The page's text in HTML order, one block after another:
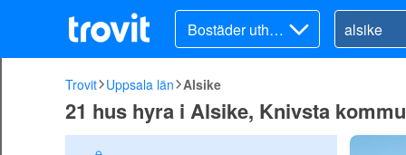
Bostäder uthyre
s
Trovit Uppsala län Alsike
21 hus hyra i Alsike, Knivsta